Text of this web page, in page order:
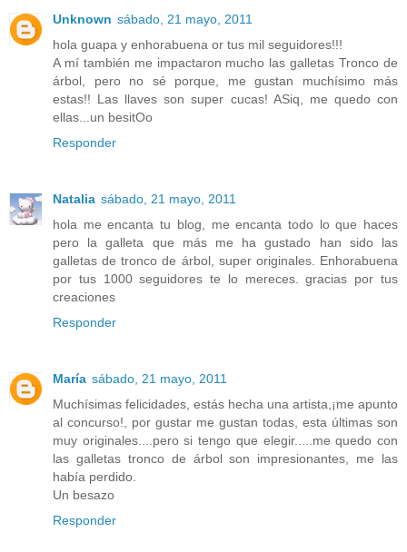
Unknown sábado, 21 mayo, 2011
hola guapa y enhorabuena or tus mil seguidores!!!
A mí también me impactaron mucho las galletas Tronco de
árbol, pero no sé porque, me gustan muchísimo más
estas!! Las llaves son super cucas! ASiq, me quedo con
ellas...un besitOo
Responder
Natalia sábado, 21 mayo, 2011
hola me encanta tu blog, me encanta todo lo que haces
pero la galleta que más me ha gustado han sido las
galletas de tronco de árbol, super originales. Enhorabuena
por tus 1000 seguidores te lo mereces. gracias por tus
creaciones
Responder
María sábado, 21 mayo, 2011
Muchísimas felicidades, estás hecha una artista,¡me apunto
al concurso!, por gustar me gustan todas, esta últimas son
muy originales....pero si tengo que elegir.....me quedo con
las galletas tronco de árbol son impresionantes, me las
había perdido.
Un besazo
Responder